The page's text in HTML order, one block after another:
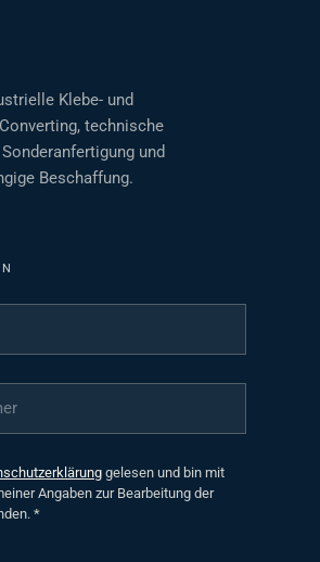
Klebe- und
technische
und
Beschaffung.
gelesen und bin mit
Angaben zur Bearbeitung der
*